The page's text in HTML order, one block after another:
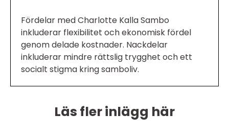
Fördelar med Charlotte Kalla Sambo
inkluderar flexibilitet och ekonomisk fördel
genom delade kostnader. Nackdelar
inkluderar mindre rättslig trygghet och ett
socialt stigma kring samboliv.
Läs fler inlägg här